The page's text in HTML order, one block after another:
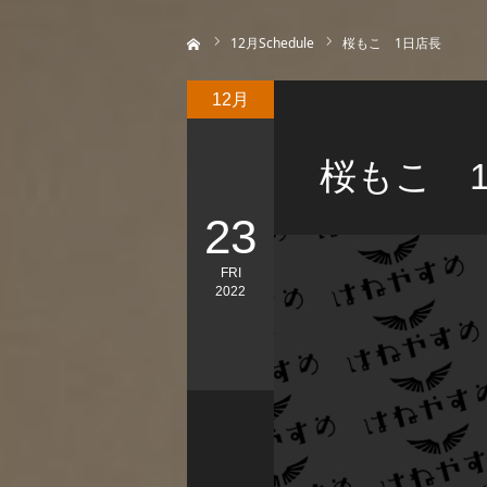
12月Schedule 桜もこ 1日店長
桜もこ
12月
23
FRI
2022